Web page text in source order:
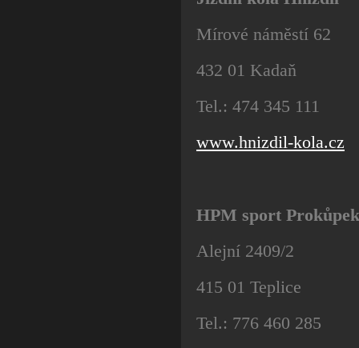
Mírové náměstí 62
432 01 Kadaň
Tel.: 474 345 111
www.hnizdil-kola.cz
HPM sport
Alejní 2409/2
415 01 Teplice
Tel.: 776 460 285